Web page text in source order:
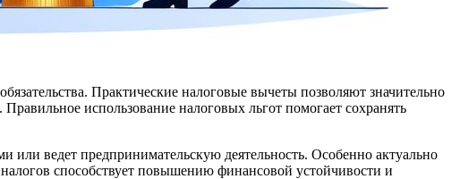
Практические налоговые вычеты позволяют значительно
использование налоговых льгот помогает сохранять
ведет предпринимательскую деятельность. Особенно актуально
способствует повышению финансовой устойчивости и